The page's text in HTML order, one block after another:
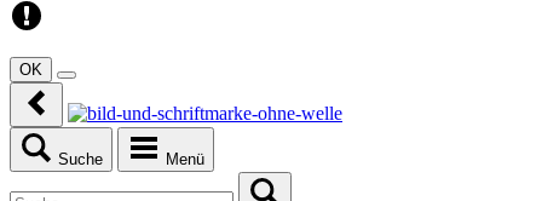
OK
Suche Menü